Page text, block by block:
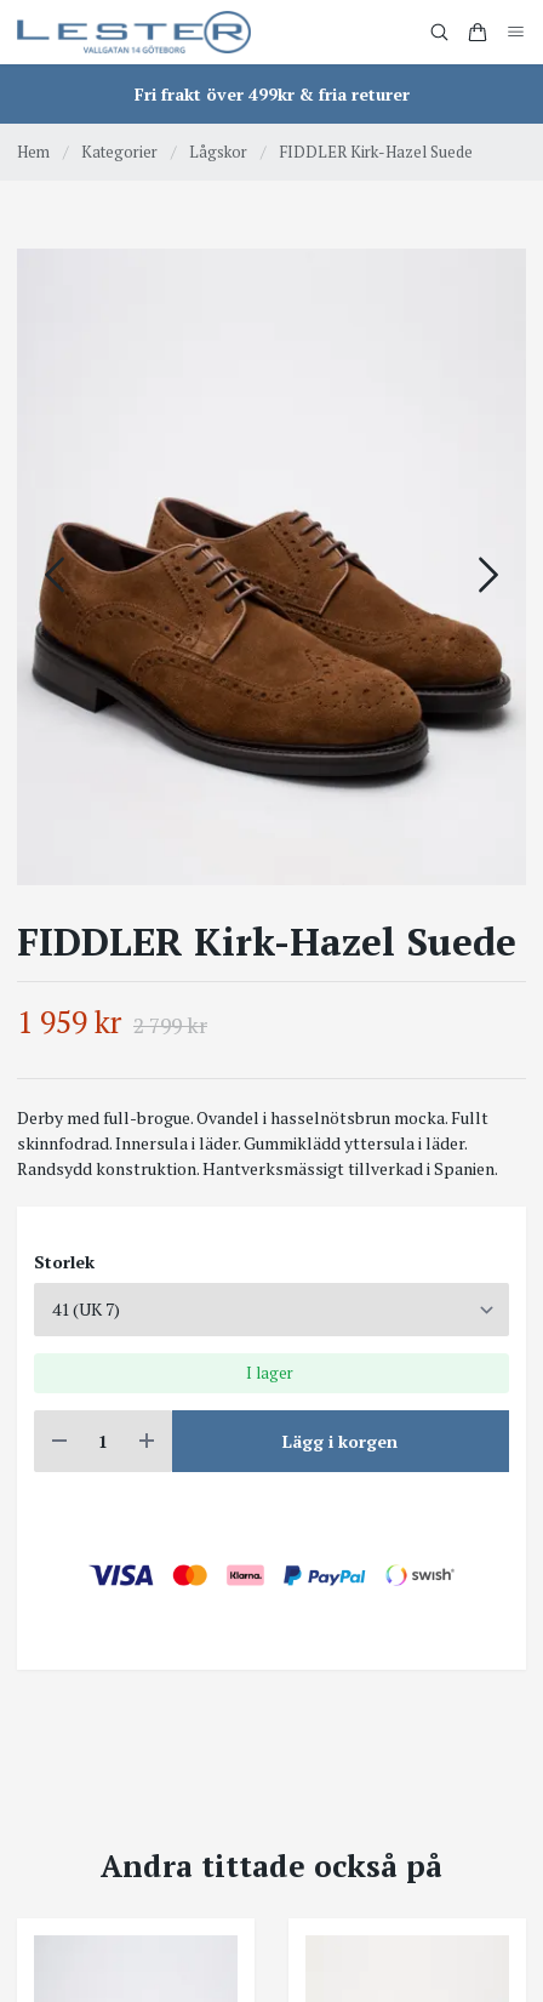
Fri frakt över 499kr & fria returer
Hem / Kategorier / Lågskor / FIDDLER Kirk-Hazel Suede
FIDDLER Kirk-Hazel Suede
1 959 kr 2 799 kr
Derby med full-brogue. Ovandel i hasselnötsbrun mocka. Fullt
skinnfodrad. Innersula i läder. Gummiklädd yttersula i läder.
Randsydd konstruktion. Hantverksmässigt tillverkad i Spanien.
Storlek
I lager
Lägg i korgen
Andra tittade också på